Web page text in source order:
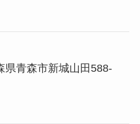
県青森市新城山田588-